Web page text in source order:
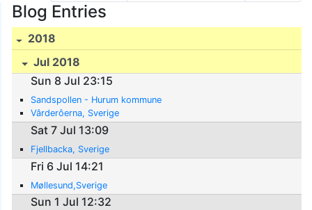
Blog Entries
2018
Jul 2018
Sun 8 Jul 23:15
Sandspollen - Hurum kommune
Vârderôerna, Sverige
Sat 7 Jul 13:09
Fjellbacka, Sverige
Fri 6 Jul 14:21
Møllesund,Sverige
Sun 1 Jul 12:32